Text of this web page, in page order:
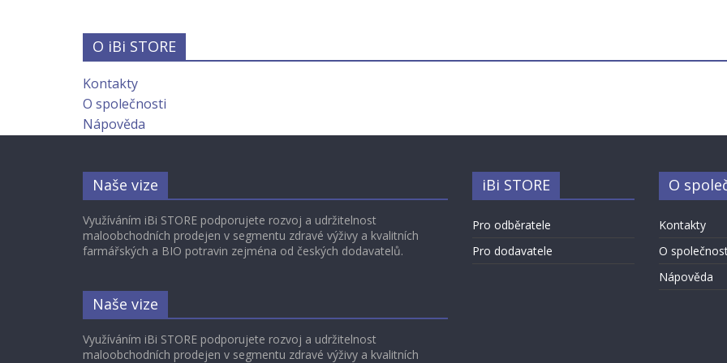
O iBi STORE
Kontakty
O společnosti
Nápověda
Naše vize
Využíváním iBi STORE podporujete rozvoj a udržitelnost
maloobchodních prodejen v segmentu zdravé výživy a kvalitních
farmářských a BIO potravin zejména od českých dodavatelů.
Naše vize
Využíváním iBi STORE podporujete rozvoj a udržitelnost
maloobchodních prodejen v segmentu zdravé výživy a kvalitních
iBi STORE
Pro odběratele
Pro dodavatele
O
Kontakty
O
Nápověda